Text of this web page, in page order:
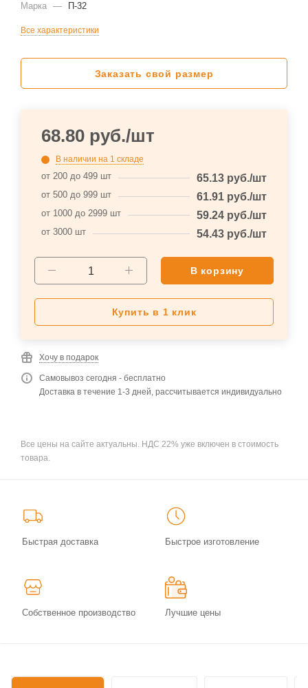
Марка — П-32
Все характеристики
Заказать свой размер
68.80 руб./шт
В наличии на 1 складе
от 200 до 499 шт 65.13 руб./шт
от 500 до 999 шт 61.91 руб./шт
от 1000 до 2999 шт 59.24 руб./шт
от 3000 шт 54.43 руб./шт
В корзину
Купить в 1 клик
Хочу в подарок
Самовывоз сегодня - бесплатно
Доставка в течение 1-3 дней, рассчитывается индивидуально
Все цены на сайте актуальны. НДС 22% уже включен в стоимость
товара.
Быстрая доставка Быстрое изготовление
Собственное производство Лучшие цены